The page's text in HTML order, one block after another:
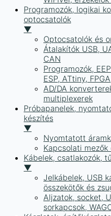
Programozók, logikai
optocsatolók
▼
Optocsatolók és
Átalakítók USB,
CAN
Programozók,
ESP, ATtiny,
AD/DA
multiplexerek
Próbapanelek,
készítés
▼
Nyomtatott
Kapcsolati
Kábelek, csatlakozók,
▼
Jelkábelek, USB
összekötők és
Aljzatok, socket,
sorkapcsok,